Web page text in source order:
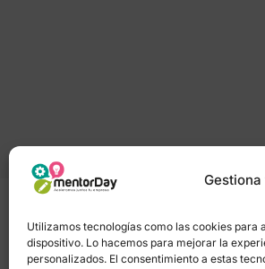
Utilizamos tecnologías como las cookies
dispositivo. Lo hacemos para mejorar la
personalizados. El consentimiento a estas
Política de privacidad